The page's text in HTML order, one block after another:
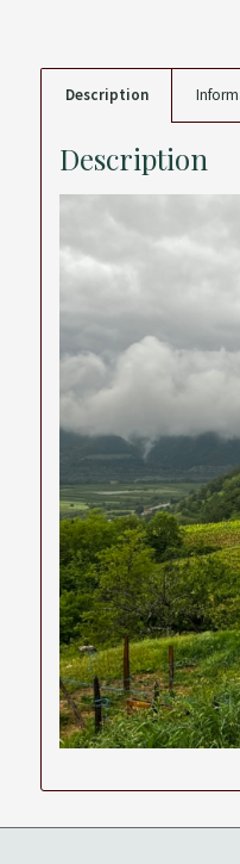
Description
Description